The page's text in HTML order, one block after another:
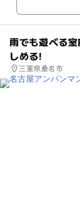
雨でも遊べる
しめる!
三重県桑名市